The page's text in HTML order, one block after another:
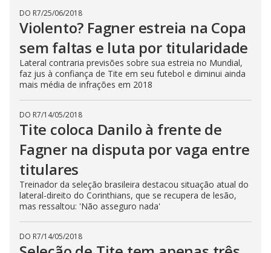
DO R7/25/06/2018
Violento? Fagner estreia na Copa
sem faltas e luta por titularidade
Lateral contraria previsões sobre sua estreia no Mundial,
faz jus à confiança de Tite em seu futebol e diminui ainda
mais média de infrações em 2018
DO R7/14/05/2018
Tite coloca Danilo à frente de
Fagner na disputa por vaga entre
titulares
Treinador da seleção brasileira destacou situação atual do
lateral-direito do Corinthians, que se recupera de lesão,
mas ressaltou: 'Não asseguro nada'
DO R7/14/05/2018